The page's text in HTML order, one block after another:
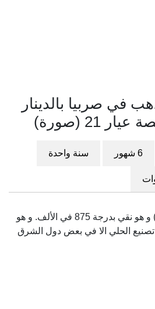
في صربيا بالدينار
21 (صورة)
6 شهور سنة واحدة
عيار 21 يسمى أيضا (.875) و هو نقي بدرجة 875 في الألف. و هو
تصنيع الحلي الا في بعض دول الشرق